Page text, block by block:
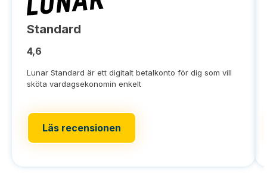
Standard
4,6
Lunar Standard är ett digitalt betalkonto för dig som vill
sköta vardagsekonomin enkelt
Läs recensionen